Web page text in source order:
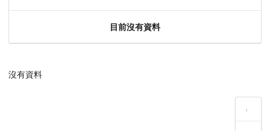
目前沒有資料
沒有資料
‹